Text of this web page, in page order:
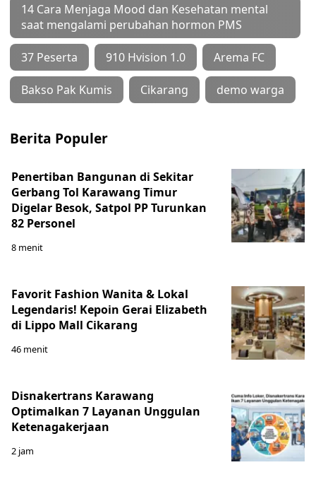
14 Cara Menjaga Mood dan Kesehatan mental
saat mengalami perubahan hormon PMS
37 Peserta 910 Hvision 1.0 Arema FC
Bakso Pak Kumis Cikarang demo warga
Berita Populer
Penertiban Bangunan di Sekitar
Gerbang Tol Karawang Timur
Digelar Besok, Satpol PP Turunkan
82 Personel
8 menit
Favorit Fashion Wanita & Lokal
Legendaris! Kepoin Gerai Elizabeth
di Lippo Mall Cikarang
46 menit
Disnakertrans Karawang
Optimalkan 7 Layanan Unggulan
Ketenagakerjaan
2 jam